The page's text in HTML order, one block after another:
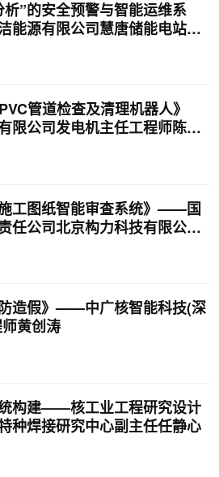
析”的安全预警与智能运维系
源有限公司慧唐储能电站负
管道检查及清理机器人》
公司发电机主任工程师陈俊
施工图纸智能审查系统》——国
任公司北京构力科技有限公司
防造假》——中广核智能科技(深
黄创涛
构建——核工业工程研究设计
种焊接研究中心副主任任静心